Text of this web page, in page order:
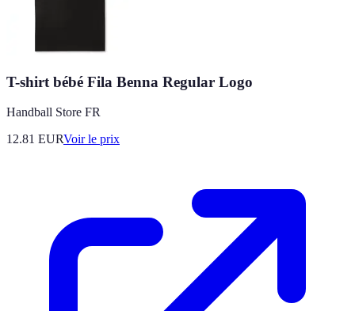
T-shirt bébé Fila Benna Regular Logo
Handball Store FR
12.81 EURVoir le prix